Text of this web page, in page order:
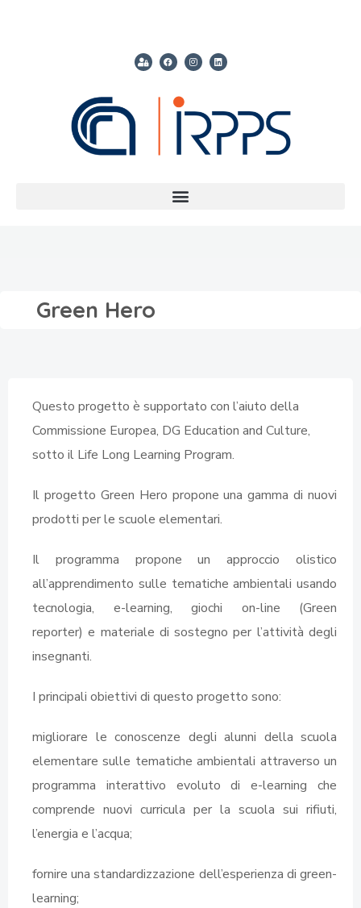
Green Hero
Questo progetto è supportato con l’aiuto della
Commissione Europea, DG Education and Culture,
sotto il Life Long Learning Program.
Il progetto Green Hero propone una gamma di nuovi
prodotti per le scuole elementari.
Il programma propone un approccio olistico
all’apprendimento sulle tematiche ambientali usando
tecnologia, e-learning, giochi on-line (Green
reporter) e materiale di sostegno per l’attività degli
insegnanti.
I principali obiettivi di questo progetto sono:
migliorare le conoscenze degli alunni della scuola
elementare sulle tematiche ambientali attraverso un
programma interattivo evoluto di e-learning che
comprende nuovi curricula per la scuola sui rifiuti,
l’energia e l’acqua;
fornire una standardizzazione dell’esperienza di green-
learning;